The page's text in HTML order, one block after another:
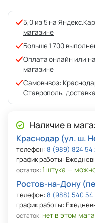
5,0 из 5 на
магазине
Больше 1 700
Оплата онлайн или
магазине
Самовывоз:
Ставрополь,
Наличие в
Краснодар (ул. ш.
телефон: 8 (989) 824 54
график работы:
остаток:1 штука —
Ростов-на-Дону
телефон: 8 (988) 540 54
график работы:
остаток: нет в этом